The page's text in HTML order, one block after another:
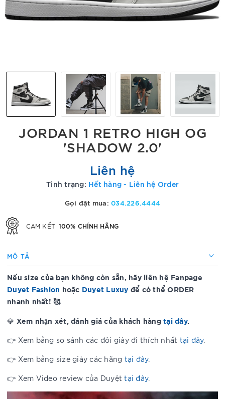
JORDAN 1 RETRO HIGH OG
'SHADOW 2.0'
Liên hệ
Tình trạng: Hết hàng - Liên hệ Order
Gọi đặt mua:034.226.4444
CAM KẾT 100% CHÍNH HÃNG
MÔ TẢ
Nếu size của bạn không còn sẵn, hãy liên hệ Fanpage
Duyet Fashion hoặc Duyet Luxuy để có thể ORDER
nhanh nhất! 🥰
💎 Xem nhận xét, đánh giá của khách hàng tại đây.
👉 Xem bảng so sánh các đôi giày đi thích nhất tại đây.
👉 Xem bảng size giày các hãng tại đây.
👉 Xem Video review của Duyệttại đây.